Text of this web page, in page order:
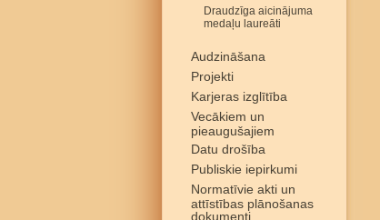
Draudzīga aicinājuma
medaļu laureāti
Audzināšana
Projekti
Karjeras izglītība
Vecākiem un
pieaugušajiem
Datu drošība
Publiskie iepirkumi
Normatīvie akti un
attīstības plānošanas
dokumenti